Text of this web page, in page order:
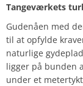
Tangeværkets
Gudenåen med
til at opfylde
naturlige
ligger på bunden
under et